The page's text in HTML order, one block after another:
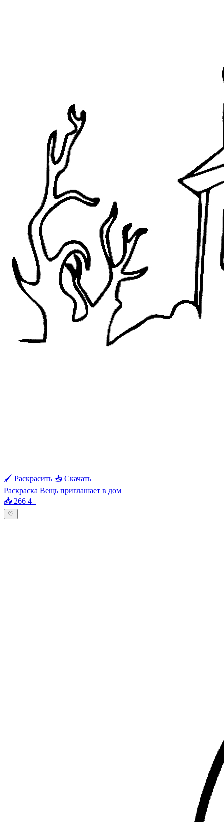
🖌 Раскрасить 📥 Скачать
Раскраска Вещь приглашает в дом
📥 266 4+
♡